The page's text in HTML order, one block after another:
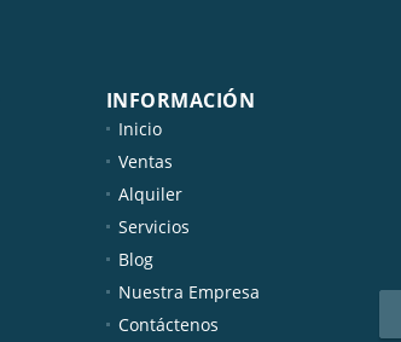
INFORMACIÓN
Inicio
Ventas
Alquiler
Servicios
Blog
Nuestra Empresa
Contáctenos